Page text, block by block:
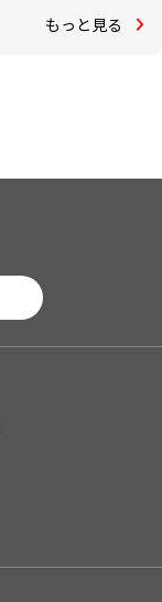
もっと見る